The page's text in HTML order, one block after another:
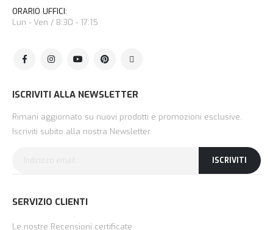
ORARIO UFFICI:
Lun - Ven / 8:30 - 17:15
ISCRIVITI ALLA NEWSLETTER
Rimani aggiornato su nuovi prodotti e promozioni esclusive.
Iscriviti subito alla nostra Newsletter.
ISCRIVITI
SERVIZIO CLIENTI
Le nostre Recensioni certificate